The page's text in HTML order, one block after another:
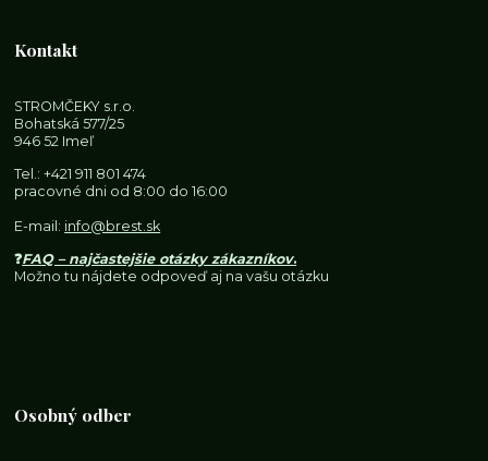
Kontakt
STROMČEKY s.r.o.
Bohatská 577/25
946 52 Imeľ
Tel.:+421 911 801 474
pracovné dni od 8:00 do 16:00
E-mail: info@brest.sk
❓FAQ – najčastejšie otázky zákazníkov.
Možno tu nájdete odpoveď aj na vašu otázku
Osobný odber